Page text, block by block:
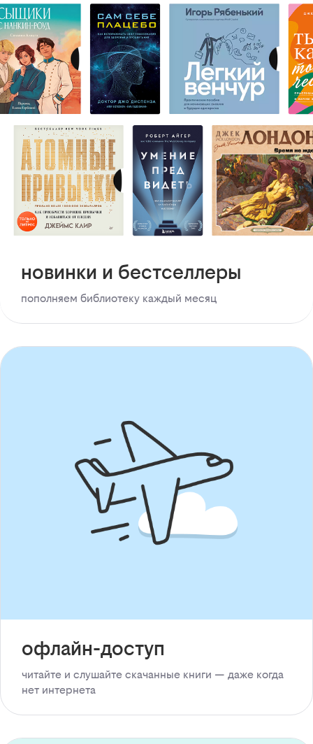
новинки и бестселлеры
пополняем библиотеку каждый месяц
офлайн-доступ
читайте и слушайте скачанные книги — даже когда
нет интернета